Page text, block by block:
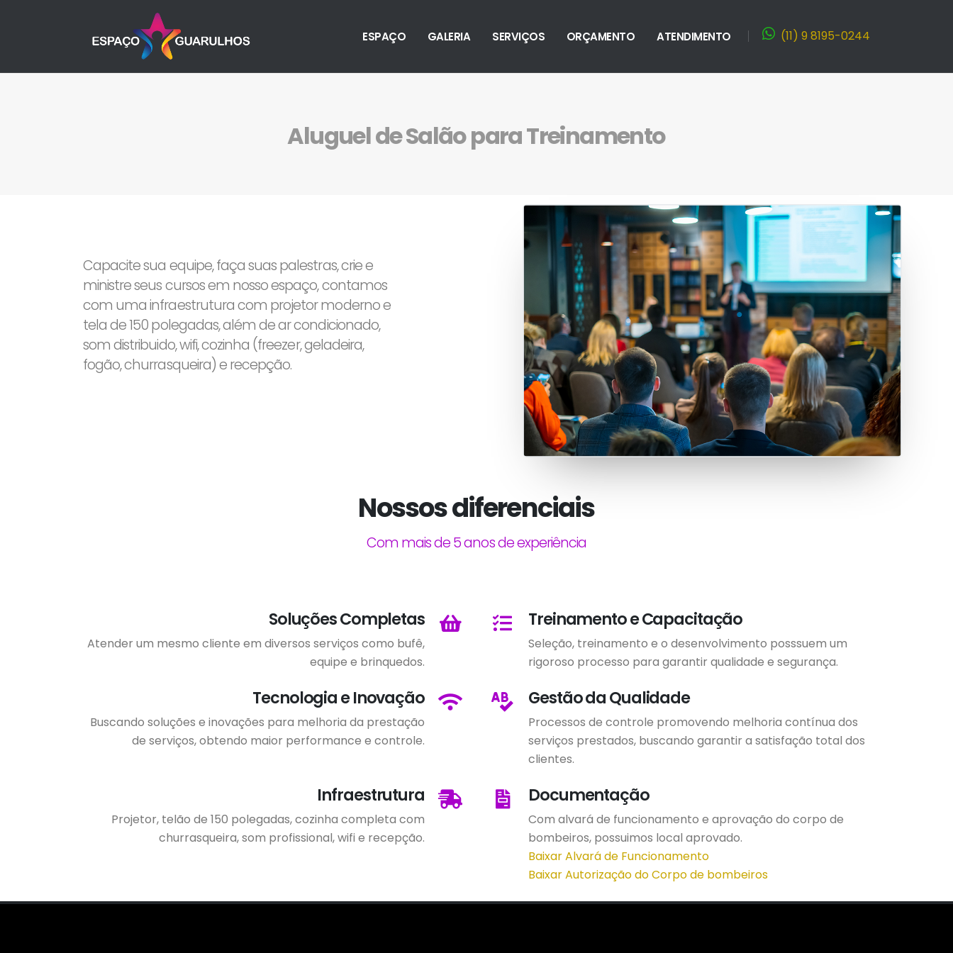
ESPAÇO GALERIA SERVIÇOS ORÇAMENTO ATENDIMENTO (11) 9 8195-0244
Aluguel de Salão para Treinamento
Capacite sua equipe, faça suas palestras, crie e
ministre seus cursos em nosso espaço, contamos
com uma infraestrutura com projetor moderno e
tela de 150 polegadas, além de ar condicionado,
som distribuido, wifi, cozinha (freezer, geladeira,
fogão, churrasqueira) e recepção.
Nossos diferenciais
Com mais de 5 anos de experiência
Soluções Completas
Atender um mesmo cliente em diversos serviços como bufê,
equipe e brinquedos.
Treinamento e Capacitação
Seleção, treinamento e o desenvolvimento posssuem um
rigoroso processo para garantir qualidade e segurança.
Tecnologia e Inovação
Buscando soluções e inovações para melhoria da prestação
de serviços, obtendo maior performance e controle.
Gestão da Qualidade
Processos de controle promovendo melhoria contínua dos
serviços prestados, buscando garantir a satisfação total dos
clientes.
Infraestrutura
Projetor, telão de 150 polegadas, cozinha completa com
churrasqueira, som profissional, wifi e recepção.
Documentação
Com alvará de funcionamento e aprovação do corpo de
bombeiros, possuimos local aprovado.
Baixar Alvará de Funcionamento
Baixar Autorização do Corpo de bombeiros